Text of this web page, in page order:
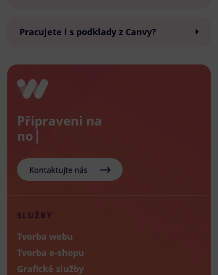
Pracujete i s podklady z Canvy?
Připraveni na
nový e-
Kontaktujte nás
SLUŽBY
Tvorba webu
Tvorba e-shopu
Grafické služby